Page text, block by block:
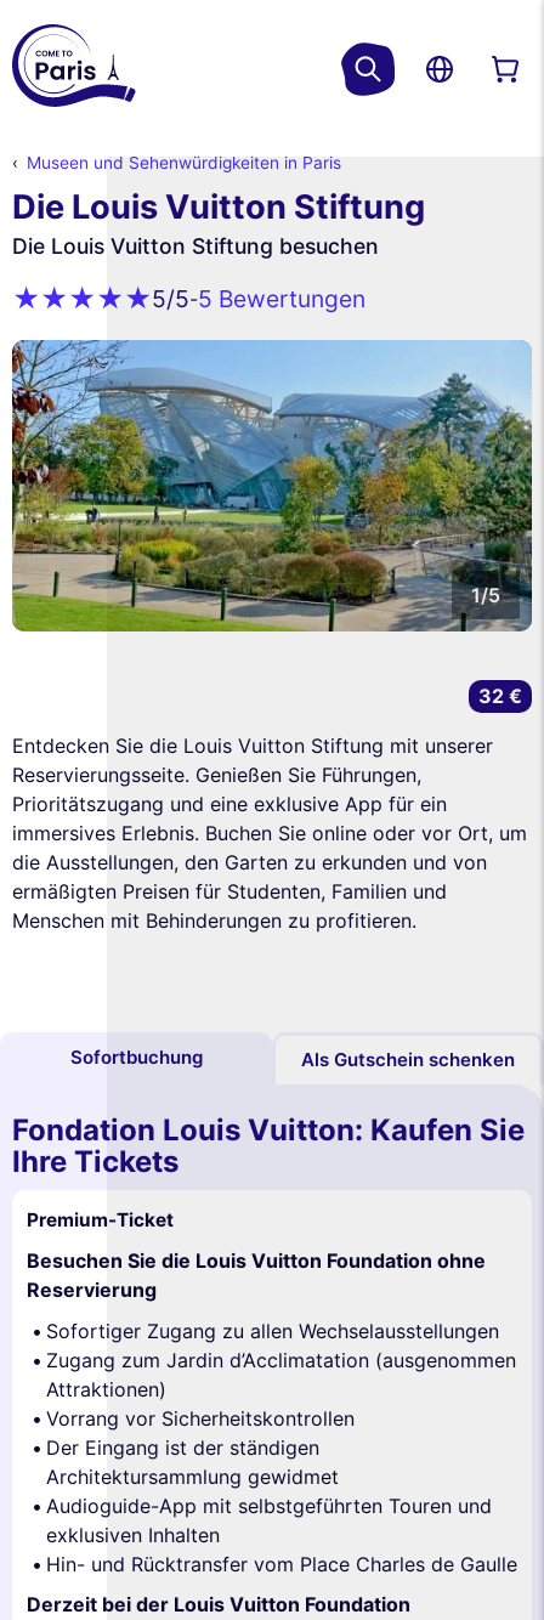
Museen und Sehenwürdigkeiten in Paris
Die Louis Vuitton Stiftung
Die Louis Vuitton Stiftung besuchen
5/5-5 Bewertungen
1/5
Entdecken Sie die Louis Vuitton Stiftung mit unserer
Reservierungsseite. Genießen Sie Führungen,
Prioritätszugang und eine exklusive App für ein
immersives Erlebnis. Buchen Sie online oder vor Ort, um
die Ausstellungen, den Garten zu erkunden und von
ermäßigten Preisen für Studenten, Familien und
Menschen mit Behinderungen zu profitieren.
32 €
Sofortbuchung Als Gutschein schenken
Fondation Louis Vuitton: Kaufen Sie
Ihre Tickets
Premium-Ticket
Besuchen Sie die Louis Vuitton Foundation ohne
Reservierung
Sofortiger Zugang zu allen Wechselausstellungen
Zugang zum Jardin d’Acclimatation (ausgenommen
Attraktionen)
Vorrang vor Sicherheitskontrollen
Der Eingang ist der ständigen
Architektursammlung gewidmet
Audioguide-App mit selbstgeführten Touren und
exklusiven Inhalten
Hin- und Rücktransfer vom Place Charles de Gaulle
Derzeit bei der Louis Vuitton Foundation